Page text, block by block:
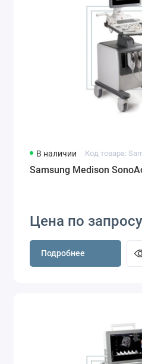
В наличии Код товара:
Samsung Medison
Цена по запросу
Подробнее